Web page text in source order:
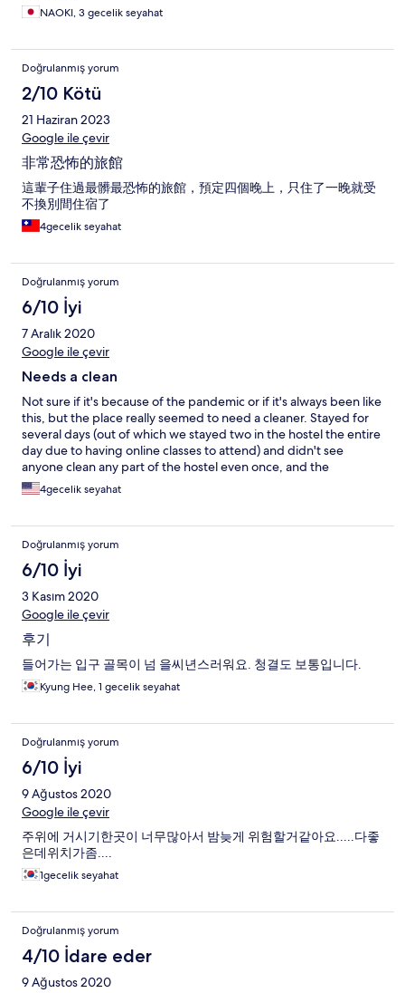
NAOKI, 3 gecelik seyahat
Doğrulanmış yorum
2/10 Kötü
21 Haziran 2023
Google ile çevir
非常恐怖的旅館
這輩子住過最髒最恐怖的旅館，預定四個晚上，只住了一晚就受
不換別間住宿了
4gecelik seyahat
Doğrulanmış yorum
6/10 İyi
7 Aralık 2020
Google ile çevir
Needs a clean
Not sure if it's because of the pandemic or if it's always been like
this, but the place really seemed to need a cleaner. Stayed for
several days (out of which we stayed two in the hostel the entire
day due to having online classes to attend) and didn't see
anyone clean any part of the hostel even once, and the
bathroom and hallways seemed permanently stained with mud.
It also smelled liked cup-ramen in the whole place and me
asian looking hair in one of the beds. Now the place was CHEAP
so I wasn't exactly expecting a five star experience, but given
that my friend prefered using the public subway bathrooms
over the ones in the hostel I think it's fair to be a bit critical.
4gecelik seyahat
Doğrulanmış yorum
6/10 İyi
3 Kasım 2020
Google ile çevir
후기
들어가는 입구 골목이 넘 을씨년스러워요. 청결도 보통입니다.
Kyung Hee, 1 gecelik seyahat
Doğrulanmış yorum
6/10 İyi
9 Ağustos 2020
Google ile çevir
주위에 거시기한곳이 너무많아서 밤늦게 위험할거같아요.....다좋
은데위치가좀....
1gecelik seyahat
Doğrulanmış yorum
4/10 İdare eder
9 Ağustos 2020